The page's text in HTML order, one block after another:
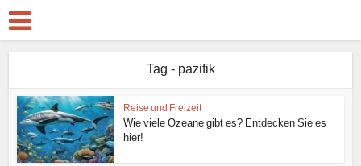
Tag - pazifik
Reise und Freizeit
Wie viele Ozeane gibt es? Entdecken Sie es
hier!